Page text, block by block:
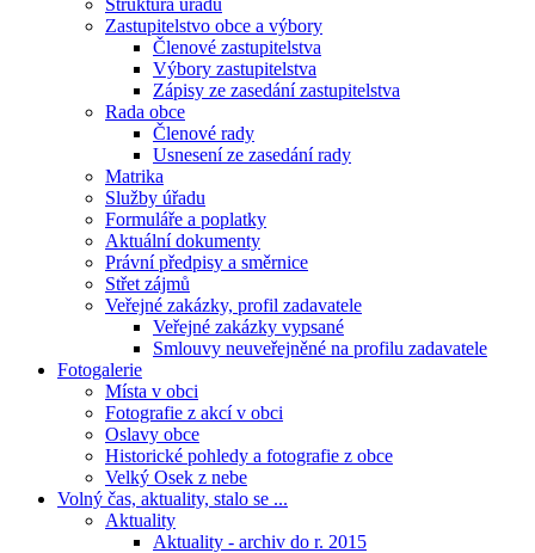
Struktura úřadu
Zastupitelstvo obce a výbory
Členové zastupitelstva
Výbory zastupitelstva
Zápisy ze zasedání zastupitelstva
Rada obce
Členové rady
Usnesení ze zasedání rady
Matrika
Služby úřadu
Formuláře a poplatky
Aktuální dokumenty
Právní předpisy a směrnice
Střet zájmů
Veřejné zakázky, profil zadavatele
Veřejné zakázky vypsané
Smlouvy neuveřejněné na profilu zadavatele
Fotogalerie
Místa v obci
Fotografie z akcí v obci
Oslavy obce
Historické pohledy a fotografie z obce
Velký Osek z nebe
Volný čas, aktuality, stalo se ...
Aktuality
Aktuality - archiv do r. 2015